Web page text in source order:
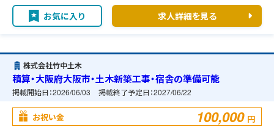
お気に入り 求人詳細を見る
株式会社竹中土木
積算・大阪府大阪市・土木新築工事・宿舎の準備可能
掲載開始日：2026/06/03 掲載終了予定日：2027/06/22
お祝い金 100,000 円